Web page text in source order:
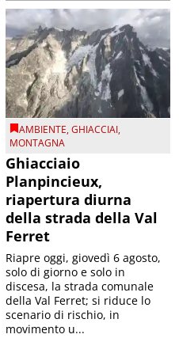
AMBIENTE,GHIACCIAI,
MONTAGNA
Ghiacciaio
Planpincieux,
riapertura diurna
della strada della Val
Ferret
Riapre oggi, giovedì 6 agosto,
solo di giorno e solo in
discesa, la strada comunale
della Val Ferret; si riduce lo
scenario di rischio, in
movimento u...